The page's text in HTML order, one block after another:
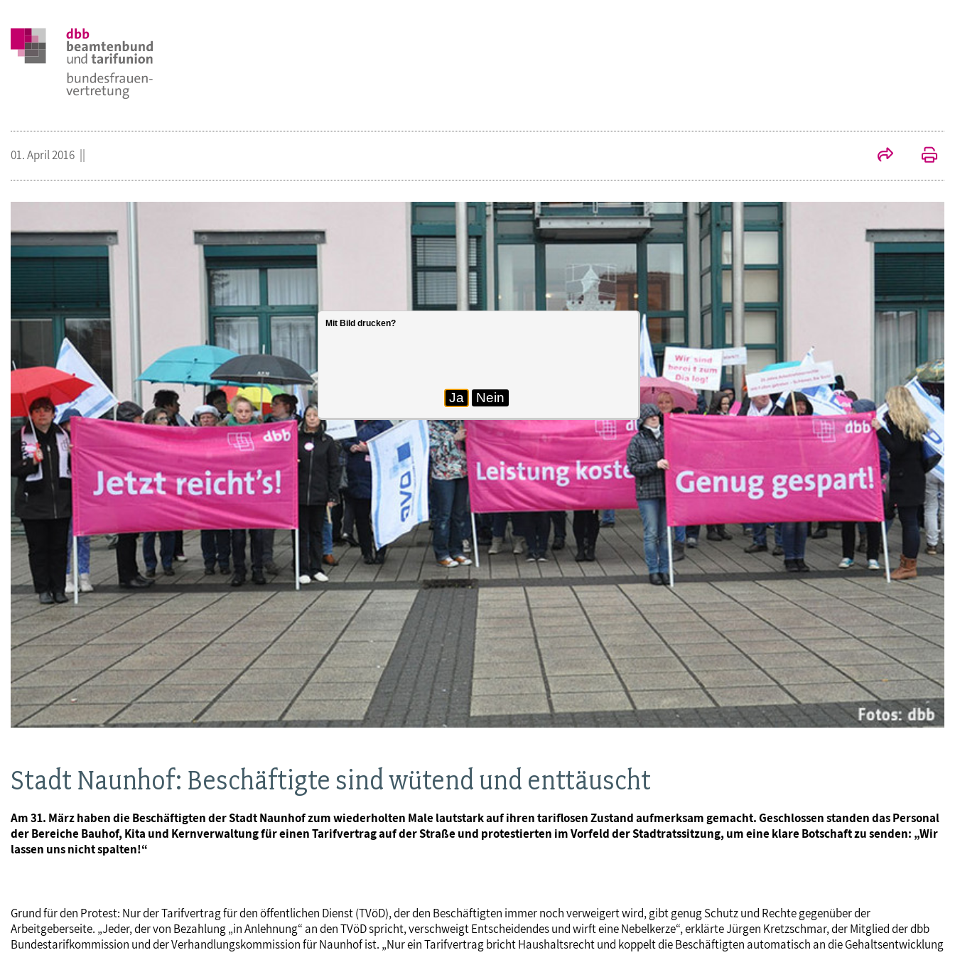
Stadt Naunhof: Beschäftigte sind wütend und enttäuscht
Am 31. März haben die Beschäftigten der Stadt Naunhof zum wiederholten Male lautstark auf ihren tariflosen Zustand aufmerksam gemacht. Geschlossen standen das Personal
der Bereiche Bauhof, Kita und Kernverwaltung für einen Tarifvertrag auf der Straße und protestierten im Vorfeld der Stadtratssitzung, um eine klare Botschaft zu senden: „Wir
lassen uns nicht spalten!“
01. April 2016
Grund für den Protest: Nur der Tarifvertrag für den öffentlichen Dienst (TVöD), der den Beschäftigten immer noch verweigert wird, gibt genug Schutz und Rechte gegenüber der
Arbeitgeberseite. „Jeder, der von Bezahlung „in Anlehnung“ an den TVöD spricht, verschweigt Entscheidendes und wirft eine Nebelkerze“, erklärte Jürgen Kretzschmar, der Mitglied der dbb
Bundestarifkommission und der Verhandlungskommission für Naunhof ist. „Nur ein Tarifvertrag bricht Haushaltsrecht und koppelt die Beschäftigten automatisch an die Gehaltsentwicklung
Mit Bild drucken?
Ja Nein